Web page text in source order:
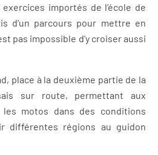
importés de l’école de
d’un parcours pour mettre en
pas impossible d’y croiser aussi
place à la deuxième partie de la
sur route, permettant aux
motos dans des conditions
différentes régions au guidon